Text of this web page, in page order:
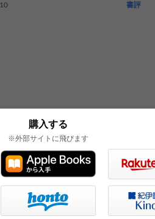
書評
部サイトへリンクしている場合もあります
購入する
※外部サイトに飛びます